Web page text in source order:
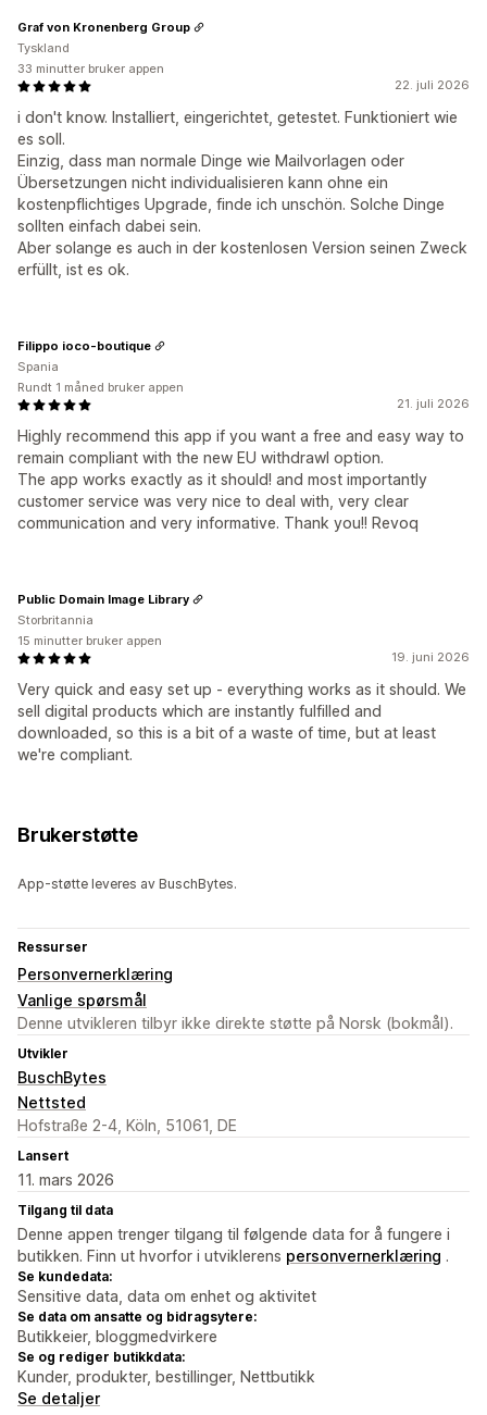
22. juli 2026
i don't know. Installiert, eingerichtet, getestet. Funktioniert wie
es soll.
Einzig, dass man normale Dinge wie Mailvorlagen oder
Übersetzungen nicht individualisieren kann ohne ein
kostenpflichtiges Upgrade, finde ich unschön. Solche Dinge
sollten einfach dabei sein.
Aber solange es auch in der kostenlosen Version seinen Zweck
erfüllt, ist es ok.
Graf von Kronenberg Group
Tyskland
33 minutter bruker appen
21. juli 2026
Highly recommend this app if you want a free and easy way to
remain compliant with the new EU withdrawl option.
The app works exactly as it should! and most importantly
customer service was very nice to deal with, very clear
communication and very informative. Thank you!! Revoq
Filippo ioco-boutique
Spania
Rundt 1 måned bruker appen
19. juni 2026
Very quick and easy set up - everything works as it should. We
sell digital products which are instantly fulfilled and
downloaded, so this is a bit of a waste of time, but at least
we're compliant.
Public Domain Image Library
Storbritannia
15 minutter bruker appen
Brukerstøtte
App-støtte leveres av BuschBytes.
Ressurser
Personvernerklæring
Vanlige spørsmål
Denne utvikleren tilbyr ikke direkte støtte på Norsk (bokmål).
Utvikler
BuschBytes
Nettsted
Hofstraße 2-4, Köln, 51061, DE
Lansert
11. mars 2026
Tilgang til data
Denne appen trenger tilgang til følgende data for å fungere i
butikken. Finn ut hvorfor i utviklerens personvernerklæring .
Se kundedata:
Sensitive data, data om enhet og aktivitet
Se data om ansatte og bidragsytere:
Butikkeier, bloggmedvirkere
Se og rediger butikkdata:
Kunder, produkter, bestillinger, Nettbutikk
Se detaljer